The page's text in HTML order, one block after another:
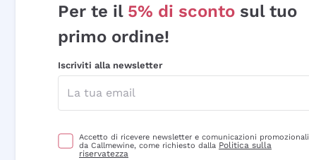
Per te il 5% di sconto sul tuo
primo ordine!
Iscriviti alla newsletter
Accetto di ricevere newsletter e comunicazioni promozionali
da Callmewine, come richiesto dalla Politica sulla
riservatezza